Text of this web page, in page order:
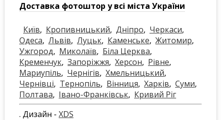
Доставка фотоштор у всі міста України
Київ, Кропивницький, Дніпро, Черкаси,
Одеса, Львів, Луцьк, Каменське, Житомир,
Ужгород, Миколаїв, Біла Церква,
Кременчук, Запоріжжя, Херсон, Рівне,
Мариупіль, Чернігів, Хмельницький,
Чернівці, Тернопіль, Вінниця, Харків, Суми,
Полтава, Івано-Франківськ, Кривий Ріг
. Дизайн - XDS